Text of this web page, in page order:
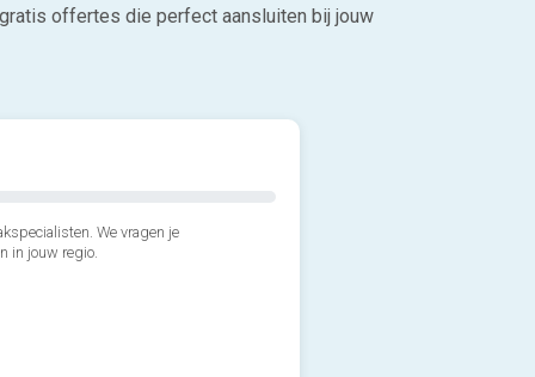
offertes die perfect aansluiten bij jouw
We vragen je
in jouw regio.